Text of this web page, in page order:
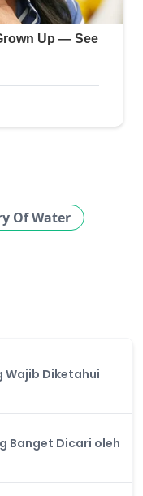
Of Water
Wajib Diketahui
Banget Dicari oleh